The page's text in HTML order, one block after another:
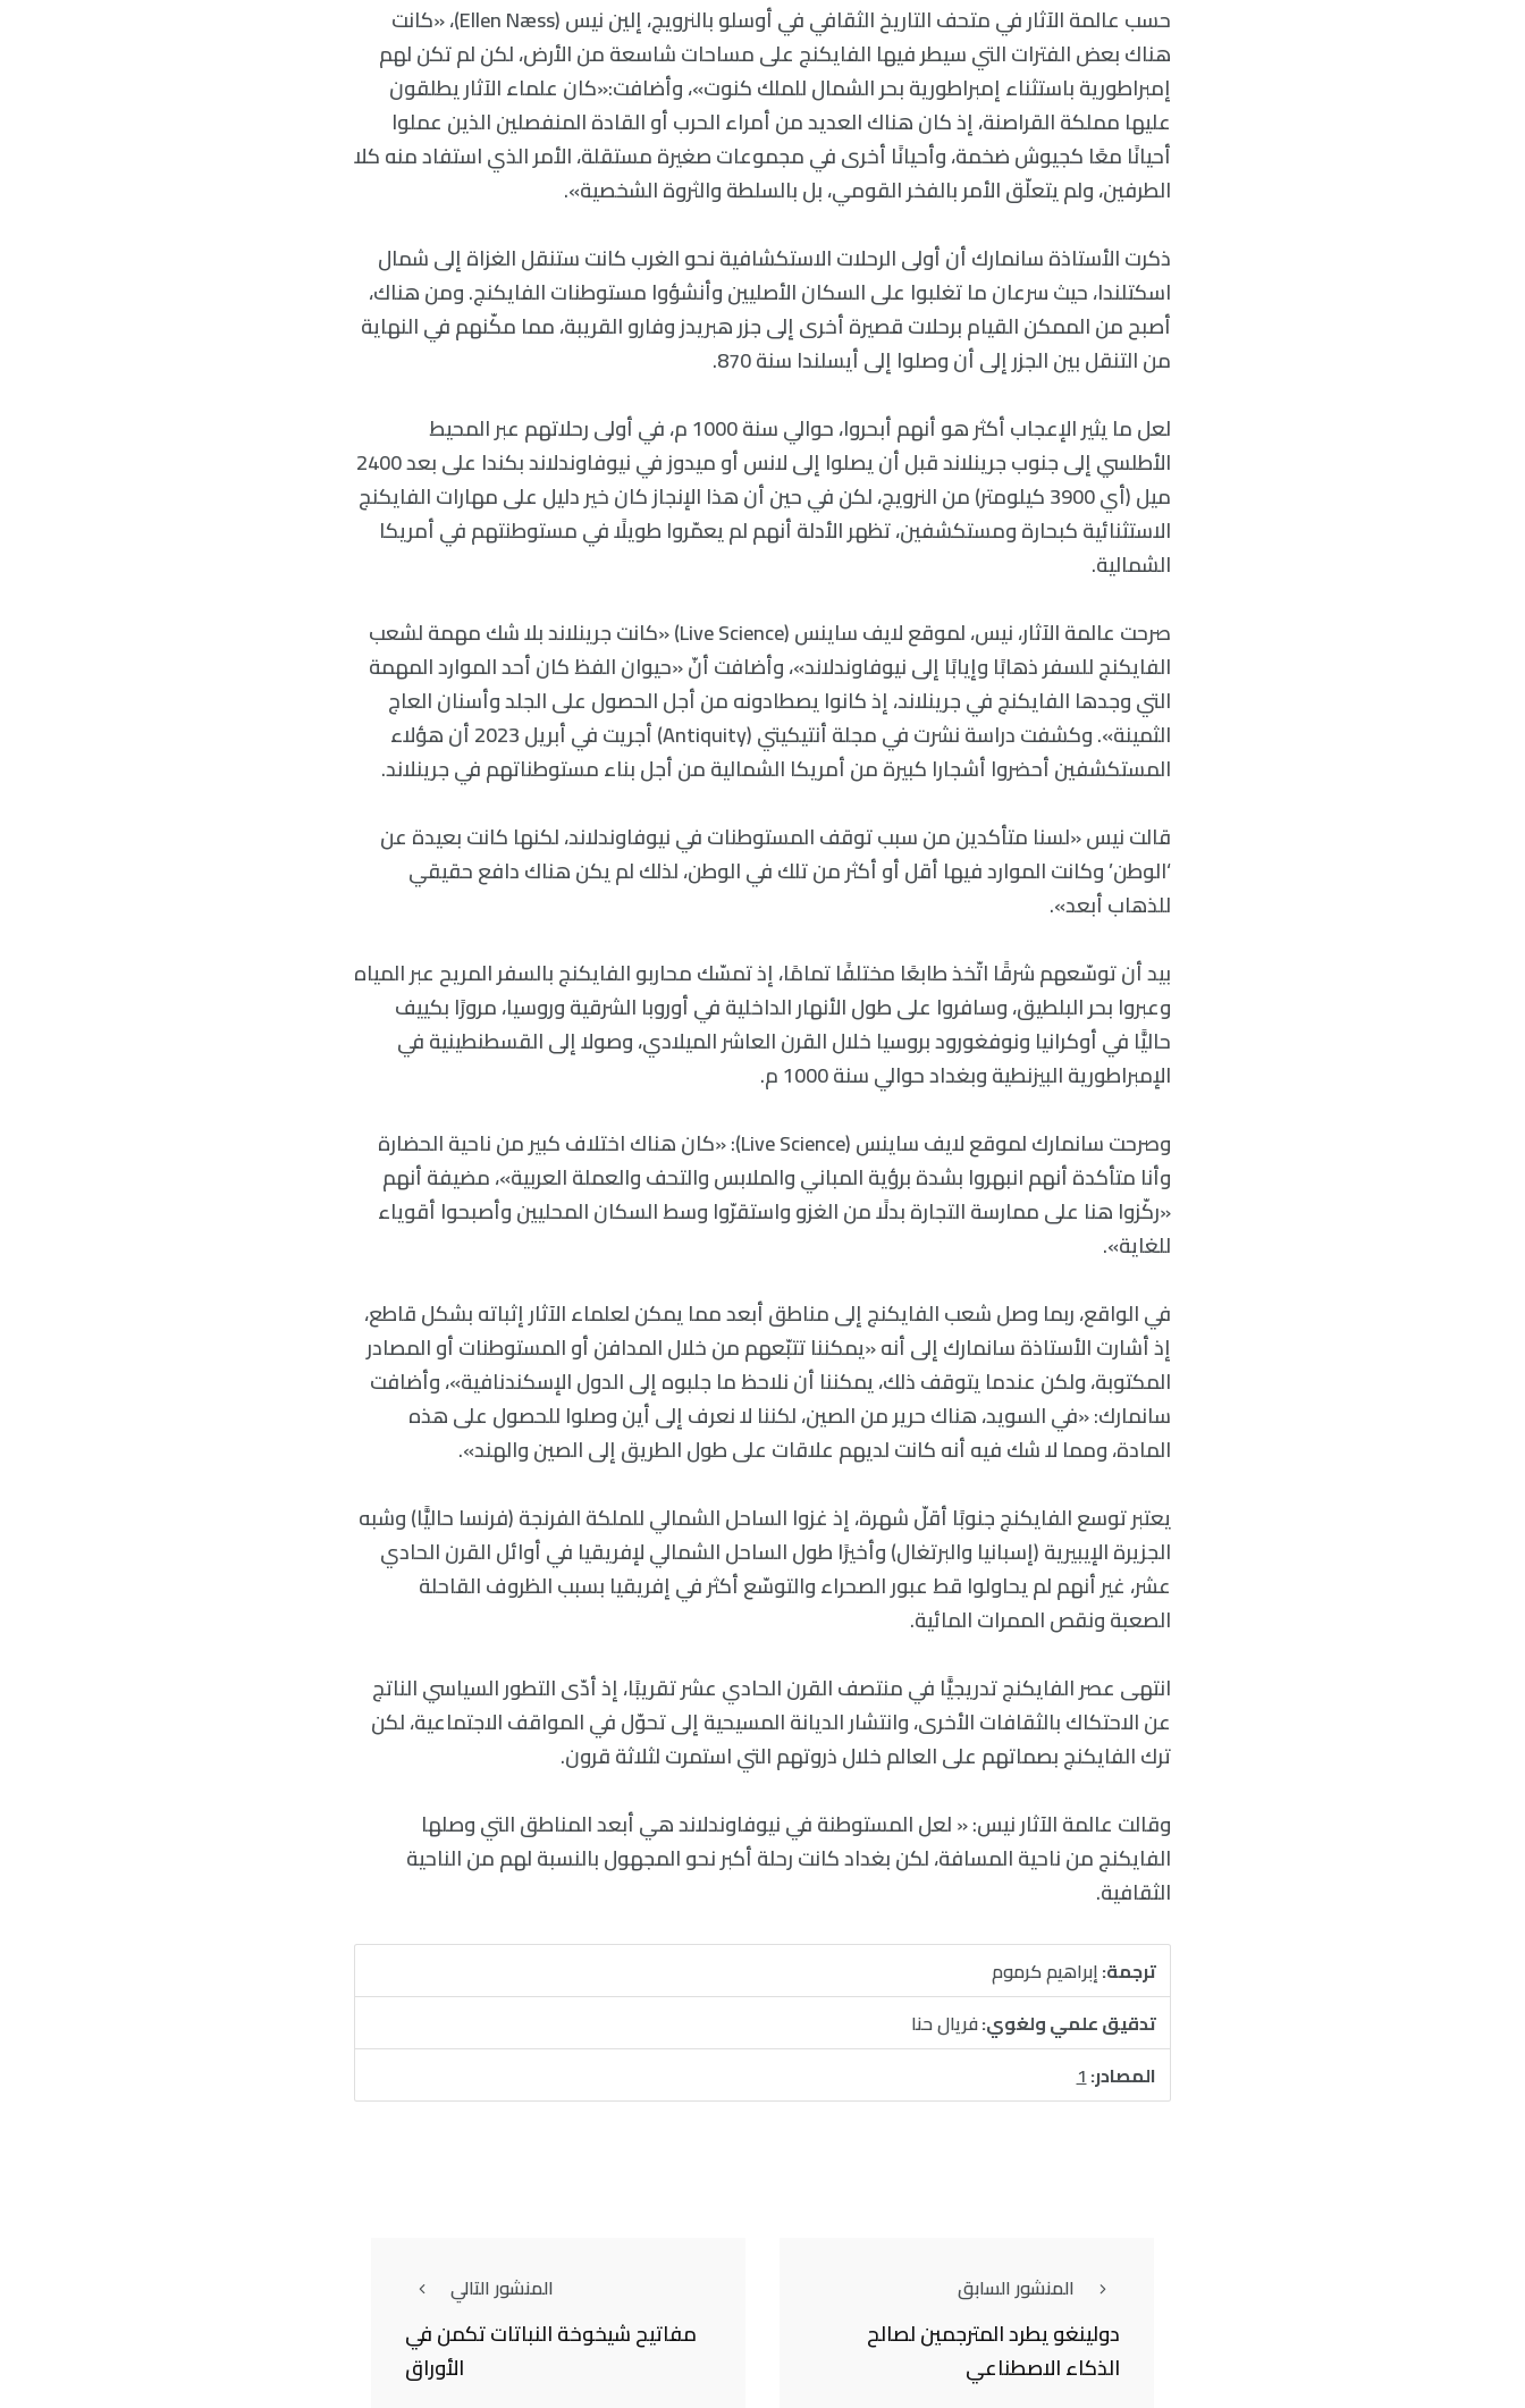
حسب عالمة الآثار في متحف التاريخ الثقافي في أوسلو بالنرويج، إلين نيس (Ellen Næss)، «كانت
هناك بعض الفترات التي سيطر فيها الفايكنج على مساحات شاسعة من الأرض، لكن لم تكن لهم
إمبراطورية باستثناء إمبراطورية بحر الشمال للملك كنوت»، وأضافت:«كان علماء الآثار يطلقون
عليها مملكة القراصنة، إذ كان هناك العديد من أمراء الحرب أو القادة المنفصلين الذين عملوا
أحيانًا معًا كجيوش ضخمة، وأحيانًا أخرى في مجموعات صغيرة مستقلة، الأمر الذي استفاد منه كلا
الطرفين، ولم يتعلّق الأمر بالفخر القومي، بل بالسلطة والثروة الشخصية».
ذكرت الأستاذة سانمارك أن أولى الرحلات الاستكشافية نحو الغرب كانت ستنقل الغزاة إلى شمال
اسكتلندا، حيث سرعان ما تغلبوا على السكان الأصليين وأنشؤوا مستوطنات الفايكنج. ومن هناك،
أصبح من الممكن القيام برحلات قصيرة أخرى إلى جزر هبريدز وفارو القريبة، مما مكّنهم في النهاية
من التنقل بين الجزر إلى أن وصلوا إلى أيسلندا سنة 870.
لعل ما يثير الإعجاب أكثر هو أنهم أبحروا، حوالي سنة 1000 م، في أولى رحلاتهم عبر المحيط
الأطلسي إلى جنوب جرينلاند قبل أن يصلوا إلى لانس أو ميدوز في نيوفاوندلاند بكندا على بعد 2400
ميل (أي 3900 كيلومتر) من النرويج، لكن في حين أن هذا الإنجاز كان خير دليل على مهارات الفايكنج
الاستثنائية كبحارة ومستكشفين، تظهر الأدلة أنهم لم يعمّروا طويلًا في مستوطنتهم في أمريكا
الشمالية.
صرحت عالمة الآثار، نيس، لموقع لايف ساينس (Live Science) «كانت جرينلاند بلا شك مهمة لشعب
الفايكنج للسفر ذهابًا وإيابًا إلى نيوفاوندلاند»، وأضافت أنّ «حيوان الفظ كان أحد الموارد المهمة
التي وجدها الفايكنج في جرينلاند، إذ كانوا يصطادونه من أجل الحصول على الجلد وأسنان العاج
الثمينة». وكشفت دراسة نشرت في مجلة أنتيكيتي (Antiquity) أجريت في أبريل 2023 أن هؤلاء
المستكشفين أحضروا أشجارا كبيرة من أمريكا الشمالية من أجل بناء مستوطناتهم في جرينلاند.
قالت نيس «لسنا متأكدين من سبب توقف المستوطنات في نيوفاوندلاند، لكنها كانت بعيدة عن
‘الوطن’ وكانت الموارد فيها أقل أو أكثر من تلك في الوطن، لذلك لم يكن هناك دافع حقيقي
للذهاب أبعد».
بيد أن توسّعهم شرقًا اتّخذ طابعًا مختلفًا تمامًا، إذ تمسّك محاربو الفايكنج بالسفر المريح عبر المياه
وعبروا بحر البلطيق، وسافروا على طول الأنهار الداخلية في أوروبا الشرقية وروسيا، مرورًا بكييف
حاليًّا في أوكرانيا ونوفغورود بروسيا خلال القرن العاشر الميلادي، وصولا إلى القسطنطينية في
الإمبراطورية البيزنطية وبغداد حوالي سنة 1000 م.
وصرحت سانمارك لموقع لايف ساينس (Live Science): «كان هناك اختلاف كبير من ناحية الحضارة
وأنا متأكدة أنهم انبهروا بشدة برؤية المباني والملابس والتحف والعملة العربية»، مضيفة أنهم
«ركّزوا هنا على ممارسة التجارة بدلًا من الغزو واستقرّوا وسط السكان المحليين وأصبحوا أقوياء
للغاية».
في الواقع، ربما وصل شعب الفايكنج إلى مناطق أبعد مما يمكن لعلماء الآثار إثباته بشكل قاطع،
إذ أشارت الأستاذة سانمارك إلى أنه «يمكننا تتبّعهم من خلال المدافن أو المستوطنات أو المصادر
المكتوبة، ولكن عندما يتوقف ذلك، يمكننا أن نلاحظ ما جلبوه إلى الدول الإسكندنافية»، وأضافت
سانمارك: «في السويد، هناك حرير من الصين، لكننا لا نعرف إلى أين وصلوا للحصول على هذه
المادة، ومما لا شك فيه أنه كانت لديهم علاقات على طول الطريق إلى الصين والهند».
يعتبر توسع الفايكنج جنوبًا أقلّ شهرة، إذ غزوا الساحل الشمالي للملكة الفرنجة (فرنسا حاليًّا) وشبه
الجزيرة الإيبيرية (إسبانيا والبرتغال) وأخيرًا طول الساحل الشمالي لإفريقيا في أوائل القرن الحادي
عشر، غير أنهم لم يحاولوا قط عبور الصحراء والتوسّع أكثر في إفريقيا بسبب الظروف القاحلة
الصعبة ونقص الممرات المائية.
انتهى عصر الفايكنج تدريجيًّا في منتصف القرن الحادي عشر تقريبًا، إذ أدّى التطور السياسي الناتج
عن الاحتكاك بالثقافات الأخرى، وانتشار الديانة المسيحية إلى تحوّل في المواقف الاجتماعية، لكن
ترك الفايكنج بصماتهم على العالم خلال ذروتهم التي استمرت لثلاثة قرون.
وقالت عالمة الآثار نيس: « لعل المستوطنة في نيوفاوندلاند هي أبعد المناطق التي وصلها
الفايكنج من ناحية المسافة، لكن بغداد كانت رحلة أكبر نحو المجهول بالنسبة لهم من الناحية
الثقافية.
ترجمة:إبراهيم كرموم
تدقيق علمي ولغوي:فريال حنا
المصادر:1
المنشور السابق
دولينغو يطرد المترجمين لصالح
الذكاء الاصطناعي
المنشور التالي
مفاتيح شيخوخة النباتات تكمن في
الأوراق